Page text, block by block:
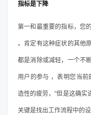
指标是下降
第一和最重要的指标，您
。肯定有这种症状的其他
都是消除或减轻，一个不
用户的参与 ，表明您当前
造性的疲劳，”但是这确实
关键是找出工作流程中的